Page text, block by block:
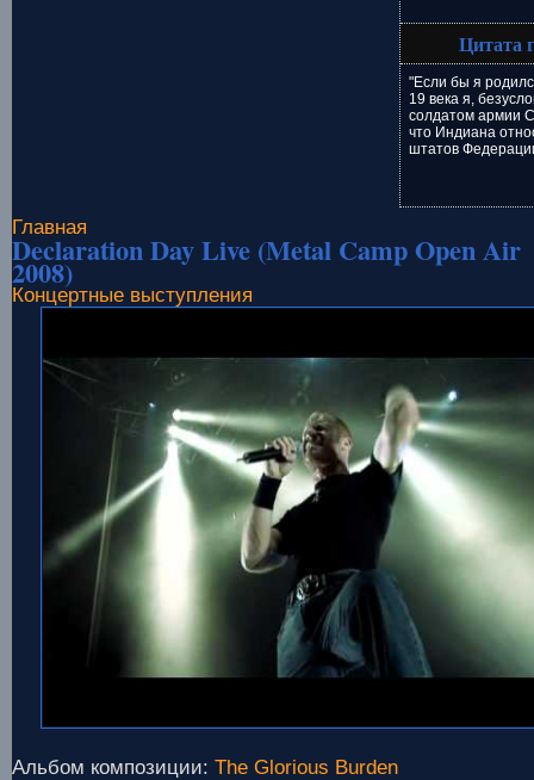
Цитата
"Если бы я
19 века я,
солдатом армии
что Индиана
штатов
Главная
Declaration Day Live (Metal Camp Open Air
2008)
Концертные выступления
Альбом композиции: The Glorious Burden